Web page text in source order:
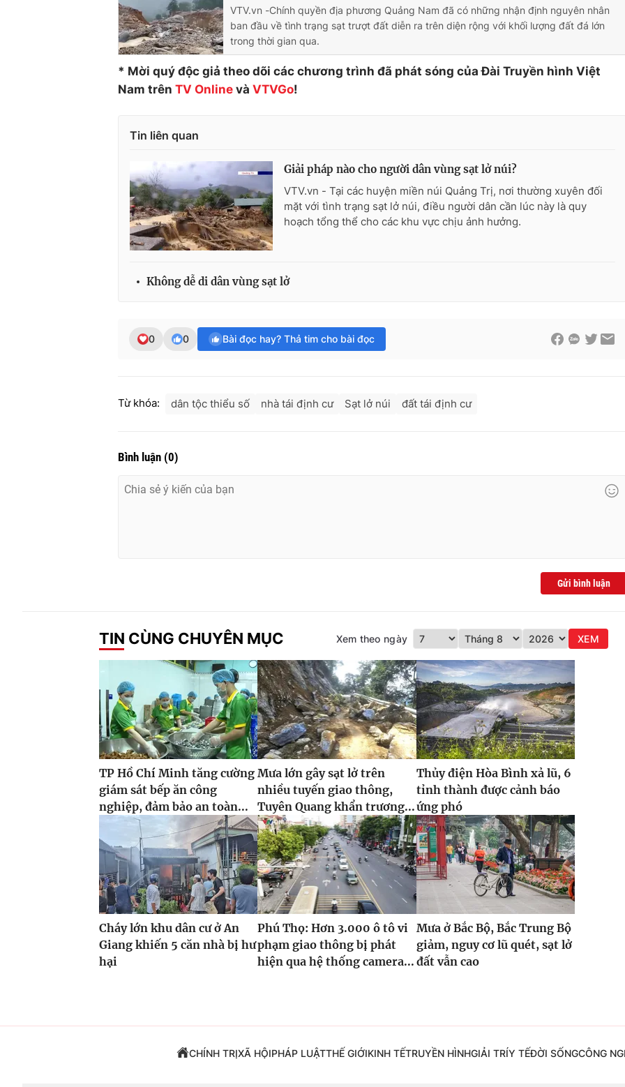
VTV.vn -Chính quyền địa phương Quảng Nam đã có những nhận định nguyên nhân
ban đầu về tình trạng sạt trượt đất diễn ra trên diện rộng với khối lượng đất đá lớn
trong thời gian qua.
* Mời quý độc giả theo dõi các chương trình đã phát sóng của Đài Truyền hình Việt
Nam trên TV Online và VTVGo!
Tin liên quan
Giải pháp nào cho người dân vùng sạt lở núi?
VTV.vn - Tại các huyện miền núi Quảng Trị, nơi thường xuyên đối
mặt với tình trạng sạt lở núi, điều người dân cần lúc này là quy
hoạch tổng thể cho các khu vực chịu ảnh hưởng.
Không dễ di dân vùng sạt lở
0 0 Bài đọc hay? Thả tim cho bài đọc
Từ khóa: dân tộc thiểu số nhà tái định cư Sạt lở núi đất tái định cư
Bình luận (0)
Gửi bình luận
TIN CÙNG CHUYÊN MỤC Xem theo ngày XEM
TP Hồ Chí Minh tăng cường
giám sát bếp ăn công
nghiệp, đảm bảo an toàn...
Mưa lớn gây sạt lở trên
nhiều tuyến giao thông,
Tuyên Quang khẩn trương...
Thủy điện Hòa Bình xả lũ, 6
tỉnh thành được cảnh báo
ứng phó
Cháy lớn khu dân cư ở An
Giang khiến 5 căn nhà bị hư
hại
Phú Thọ: Hơn 3.000 ô tô vi
phạm giao thông bị phát
hiện qua hệ thống camera...
Mưa ở Bắc Bộ, Bắc Trung Bộ
giảm, nguy cơ lũ quét, sạt lở
đất vẫn cao
CHÍNH TRỊXÃ HỘIPHÁP LUẬTTHẾ GIỚIKINH TẾTRUYỀN HÌNHGIẢI TRÍY TẾĐỜI SỐNGCÔNG